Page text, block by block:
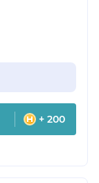
+ 200